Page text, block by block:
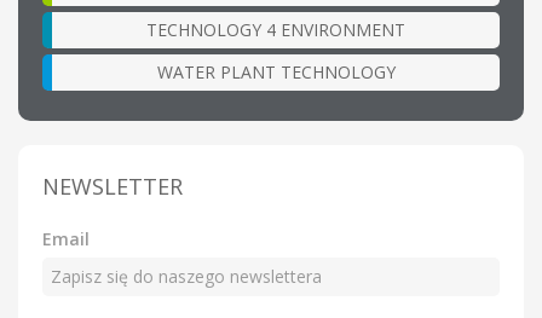
TECHNOLOGY 4 ENVIRONMENT
WATER PLANT TECHNOLOGY
NEWSLETTER
Email